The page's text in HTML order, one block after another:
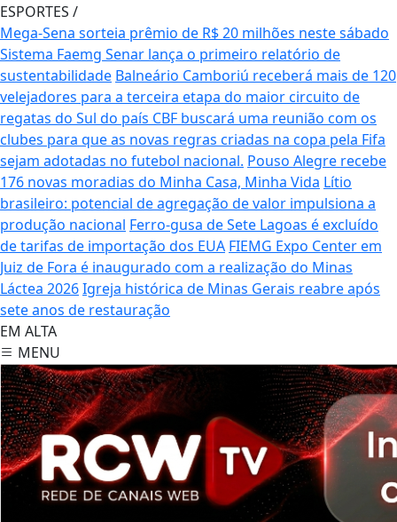
ESPORTES /
Mega-Sena sorteia prêmio de R$ 20 milhões neste sábado
Sistema Faemg Senar lança o primeiro relatório de
sustentabilidade Balneário Camboriú receberá mais de 120
velejadores para a terceira etapa do maior circuito de
regatas do Sul do país CBF buscará uma reunião com os
clubes para que as novas regras criadas na copa pela Fifa
sejam adotadas no futebol nacional. Pouso Alegre recebe
176 novas moradias do Minha Casa, Minha Vida Lítio
brasileiro: potencial de agregação de valor impulsiona a
produção nacional Ferro-gusa de Sete Lagoas é excluído
de tarifas de importação dos EUA FIEMG Expo Center em
Juiz de Fora é inaugurado com a realização do Minas
Láctea 2026Igreja histórica de Minas Gerais reabre após
sete anos de restauração
EM ALTA
MENU